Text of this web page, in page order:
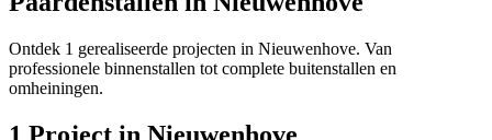
Ontdek 1 gerealiseerde projecten in Nieuwenhove. Van
professionele binnenstallen tot complete buitenstallen en
omheiningen.
1 Project in Nieuwenhove